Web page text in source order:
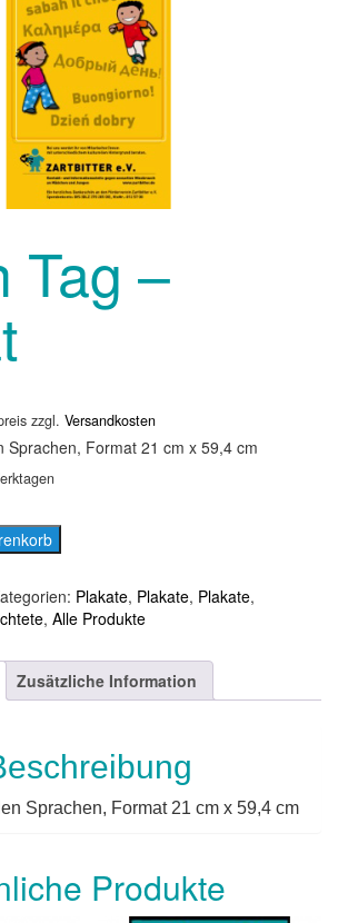
Tag –
zzgl. Versandkosten
Sprachen, Format 21 cm x 59,4 cm
Plakate, Plakate, Plakate,
, Alle Produkte
Zusätzliche Information
Sprachen, Format 21 cm x 59,4 cm
Produkte